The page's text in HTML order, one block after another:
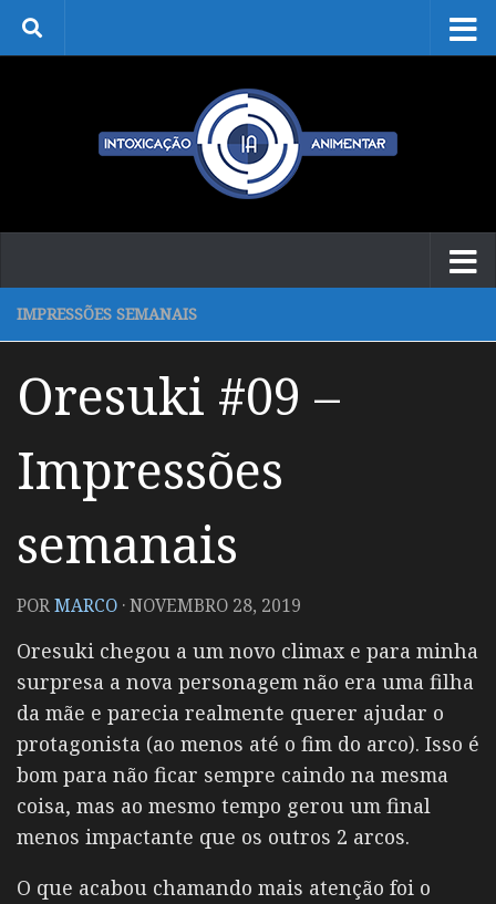
Skip to content
IMPRESSÕES SEMANAIS
Oresuki #09 –
Impressões
semanais
PORMARCO ·NOVEMBRO 28, 2019
Oresuki chegou a um novo climax e para minha
surpresa a nova personagem não era uma filha
da mãe e parecia realmente querer ajudar o
protagonista (ao menos até o fim do arco). Isso é
bom para não ficar sempre caindo na mesma
coisa, mas ao mesmo tempo gerou um final
menos impactante que os outros 2 arcos.
O que acabou chamando mais atenção foi o